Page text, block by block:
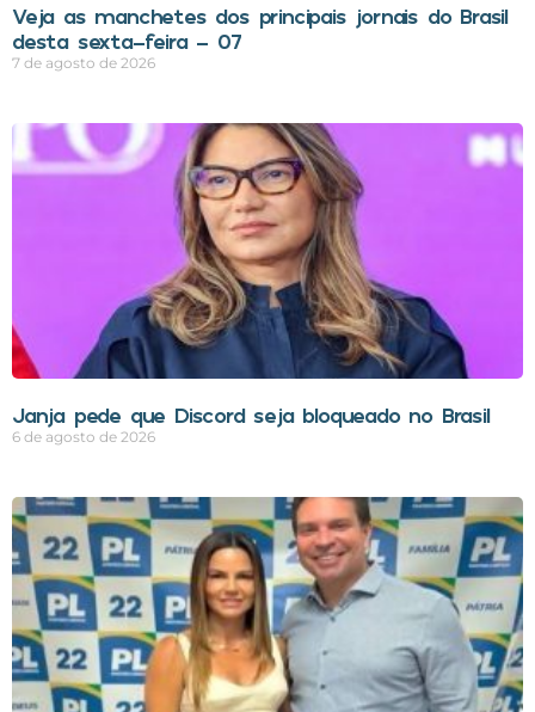
Veja as manchetes dos principais jornais do Brasil
desta sexta-feira – 07
7 de agosto de 2026
Janja pede que Discord seja bloqueado no Brasil
6 de agosto de 2026